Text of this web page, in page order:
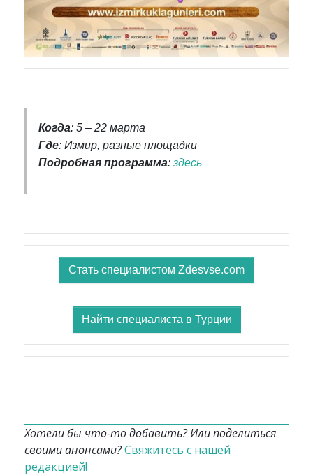
Когда: 5 – 22 марта
Где: Измир, разные площадки
Подробная программа: здесь
Стать специалистом Zdesvse.com
Найти специалиста в Турции
Хотели бы что-то добавить? Или поделиться
своими анонсами?Свяжитесь с нашей
редакцией!